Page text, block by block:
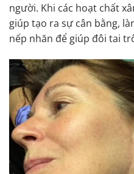
người. Khi các hoạt chất
giúp tạo ra sự cân bằng,
nếp nhăn để giúp đôi tai